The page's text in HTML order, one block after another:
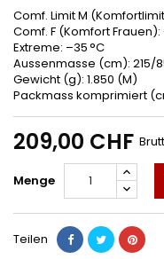
Comf. Limit M
Comf. F (Komfort Frauen):
Extreme: –35 °C
Aussenmasse (cm): 215/
Gewicht (g): 1.850 (M)
Packmass komprimiert
209,00 CHF
Menge
Teilen